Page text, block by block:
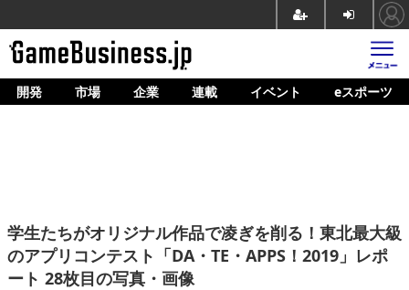
ホーム
企業動向
人材育成
開発 市場 企業 連載 イベント eスポーツ
学生たちがオリジナル作品で凌ぎを削る！東北最大級
のアプリコンテスト「DA・TE・APPS！2019」レポ
ート 28枚目の写真・画像